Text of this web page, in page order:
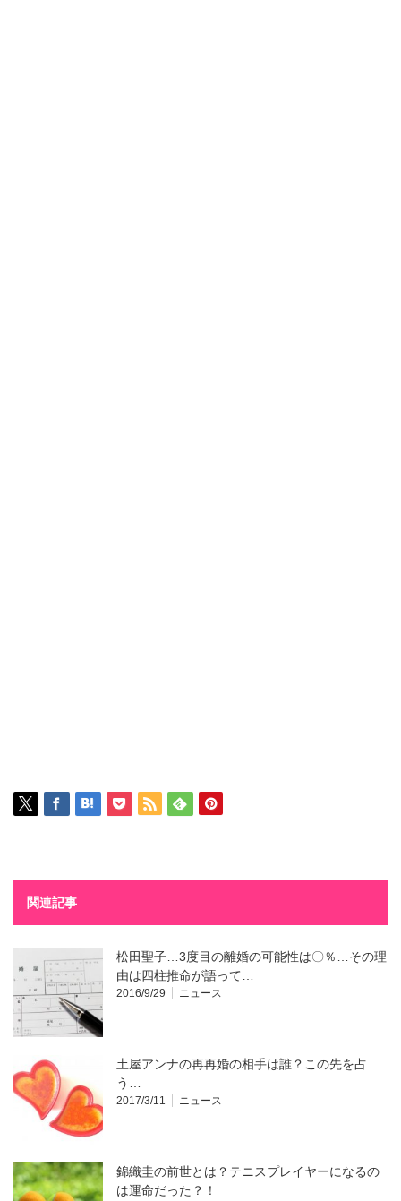
関連記事
松田聖子…3度目の離婚の可能性は〇％…その理
由は四柱推命が語って…
2016/9/29 ニュース
土屋アンナの再再婚の相手は誰？この先を占
う…
2017/3/11 ニュース
錦織圭の前世とは？テニスプレイヤーになるの
は運命だった？！